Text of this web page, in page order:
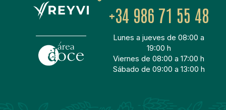
+34 986 71 55 48
Lunes a jueves de 08:00 a
19:00 h
Viernes de 08:00 a 17:00 h
Sábado de 09:00 a 13:00 h